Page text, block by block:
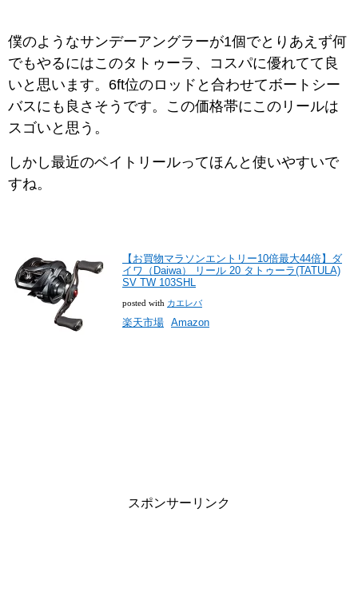
僕のようなサンデーアングラーが1個でとりあえず何
でもやるにはこのタトゥーラ、コスパに優れてて良
いと思います。6ft位のロッドと合わせてボートシー
バスにも良さそうです。この価格帯にこのリールは
スゴいと思う。
しかし最近のベイトリールってほんと使いやすいで
すね。
【お買物マラソンエントリー10倍最大44倍】ダ
イワ（Daiwa） リール 20 タトゥーラ(TATULA)
SV TW 103SHL
posted with カエレバ
楽天市場 Amazon
スポンサーリンク